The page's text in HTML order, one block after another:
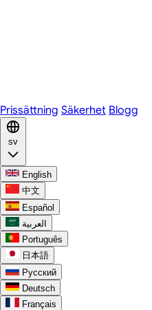
Prissättning Säkerhet Blogg
sv
English
中文
Español
العربية
Português
日本語
Русский
Deutsch
Français